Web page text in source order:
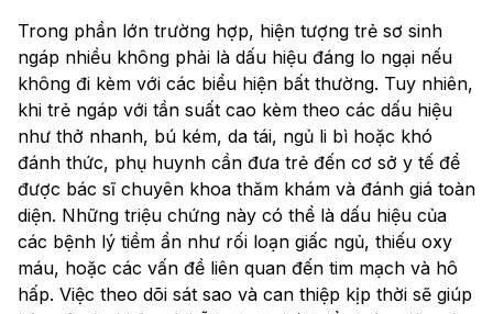
Trong phần lớn trường hợp, hiện tượng trẻ sơ sinh
ngáp nhiều không phải là dấu hiệu đáng lo ngại nếu
không đi kèm với các biểu hiện bất thường. Tuy nhiên,
khi trẻ ngáp với tần suất cao kèm theo các dấu hiệu
như thở nhanh, bú kém, da tái, ngủ li bì hoặc khó
đánh thức, phụ huynh cần đưa trẻ đến cơ sở y tế để
được bác sĩ chuyên khoa thăm khám và đánh giá toàn
diện. Những triệu chứng này có thể là dấu hiệu của
các bệnh lý tiềm ẩn như rối loạn giấc ngủ, thiếu oxy
máu, hoặc các vấn đề liên quan đến tim mạch và hô
hấp. Việc theo dõi sát sao và can thiệp kịp thời sẽ giúp